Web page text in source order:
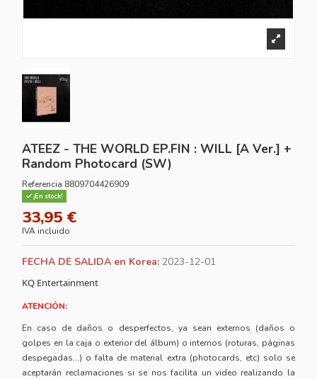
ATEEZ - THE WORLD EP.FIN : WILL [A Ver.] +
Random Photocard (SW)
Referencia 8809704426909
¡En stock!
33,95 €
IVA incluido
FECHA DE SALIDA en Korea: 2023-12-01
KQ Entertainment
ATENCIÓN:
En caso de daños o desperfectos, ya sean externos (daños o
golpes en la caja o exterior del álbum) o internos (roturas, páginas
despegadas...) o falta de material extra (photocards, etc) solo se
aceptarán reclamaciones si se nos facilita un video realizando la